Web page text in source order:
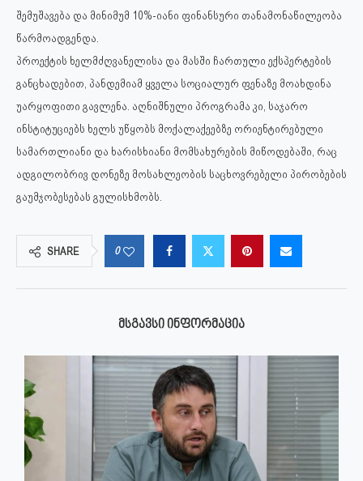
შემუშავება და მინიმუმ 10%-იანი ფინანსური თანამონაწილეობა
წარმოადგენდა.
პროექტის ხელმძღვანელისა და მასში ჩართული ექსპერტების
განცხადებით, პანდემიამ ყველა სოციალურ ფენაზე მოახდინა
უარყოფითი გავლენა. აღნიშნული პროგრამა კი, საჯარო
ინსტიტუციებს ხელს უწყობს მოქალაქეებზე ორიენტირებული
სამართლიანი და ხარისხიანი მომსახურების მიწოდებაში, რაც
ადგილობრივ დონეზე მოსახლეობის საცხოვრებელი პირობების
გაუმჯობესებას გულისხმობს.
SHARE 0
ᲛᲡᲒᲐᲕᲡᲘ ᲘᲜᲤᲝᲠᲛᲐᲪᲘᲐ